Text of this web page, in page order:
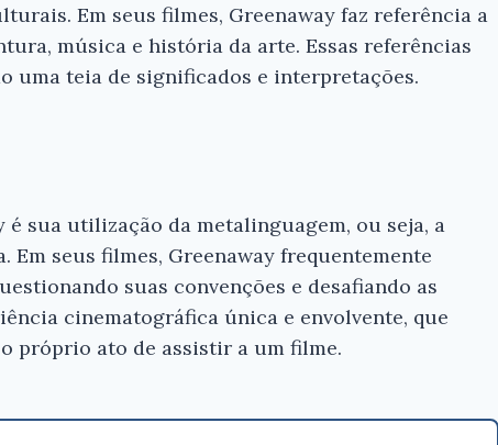
Em seus filmes, Greenaway faz referência a
música e história da arte. Essas referências
uma teia de significados e interpretações.
sua utilização da metalinguagem, ou seja, a
seus filmes, Greenaway frequentemente
suas convenções e desafiando as
cinematográfica única e envolvente, que
próprio ato de assistir a um filme.
Conferir na Amazon